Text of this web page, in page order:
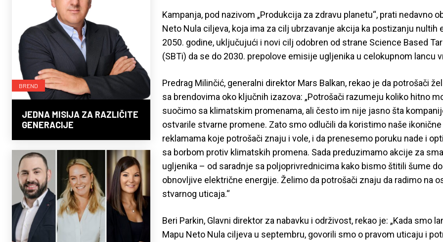
BREND
JEDNA MISIJA ZA RAZLIČITE
GENERACIJE
Kampanja, pod nazivom „Produkcija za zdravu planetu“, prati nedavno
Neto Nula ciljeva, koja ima za cilj ubrzavanje akcija ka postizanju nultih
2050. godine, uključujući i novi cilj odobren od strane Science Based
(SBTi) da se do 2030. prepolove emisije ugljenika u celokupnom lancu
Predrag Milinčić, generalni direktor Mars Balkan, rekao je da potrošači
sa brendovima oko ključnih izazova: „Potrošači razumeju koliko hitno
suočimo sa klimatskim promenama, ali često im nije jasno šta
ostvarile stvarne promene. Zato smo odlučili da koristimo naše
reklamama koje potrošači znaju i vole, i da prenesemo poruku nade i
sa borbom protiv klimatskih promena. Sada preduzimamo akcije za
ugljenika – od saradnje sa poljoprivrednicima kako bismo štitili šume
obnovljive električne energije. Želimo da potrošači znaju da radimo na
stvarnog uticaja.“
Beri Parkin, Glavni direktor za nabavku i održivost, rekao je: „Kada smo
Mapu Neto Nula ciljeva u septembru, govorili smo o pravom uticaju i